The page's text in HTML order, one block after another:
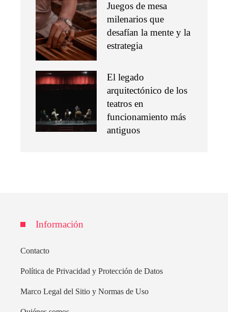
Juegos de mesa
milenarios que
desafían la mente y la
estrategia
El legado
arquitectónico de los
teatros en
funcionamiento más
antiguos
Información
Contacto
Política de Privacidad y Protección de Datos
Marco Legal del Sitio y Normas de Uso